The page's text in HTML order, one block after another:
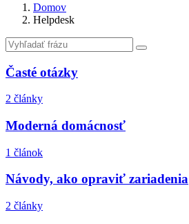
Domov
Helpdesk
Vyhľadať
Časté otázky
2 články
Moderná domácnosť
1 článok
Návody, ako opraviť zariadenia
2 články